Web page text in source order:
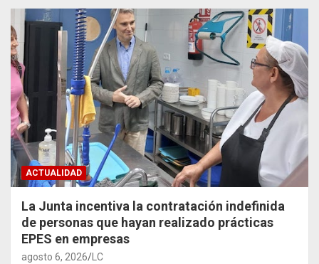
ACTUALIDAD
La Junta incentiva la contratación indefinida
de personas que hayan realizado prácticas
EPES en empresas
agosto 6, 2026 LC